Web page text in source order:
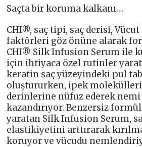
Saçta bir koruma kalkanı…
CHI®, saç tipi, saç derisi, Vücut
faktörleri göz önüne alarak
CHI® Silk Infusion Serum ile
için ihtiyaca özel rutinler
keratin saç yüzeyindeki pul
oluştururken, ipek molekülleri
derinlerine nüfuz ederek
kazandırıyor. Benzersiz
yaratan Silk Infusion Serum,
elastikiyetini arttırarak
koruyor ve vücudu